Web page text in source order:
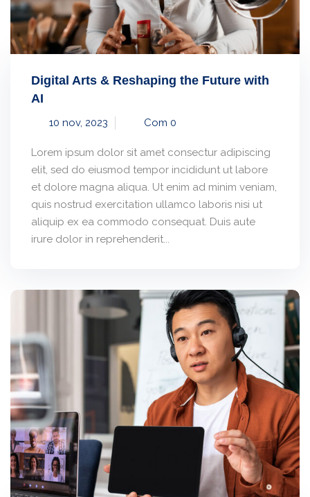
Digital Arts & Reshaping the Future with
AI
10 nov, 2023 Com 0
Lorem ipsum dolor sit amet consectur adipiscing
elit, sed do eiusmod tempor incididunt ut labore
et dolore magna aliqua. Ut enim ad minim veniam,
quis nostrud exercitation ullamco laboris nisi ut
aliquip ex ea commodo consequat. Duis aute
irure dolor in reprehenderit...